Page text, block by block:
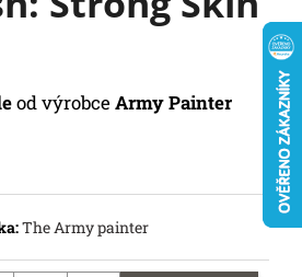
od výrobce Army Painter
The Army painter